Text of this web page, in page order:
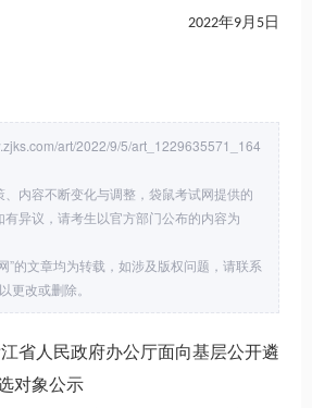
2022年9月5日
art/2022/9/5/art_1229635571_164
内容不断变化与调整，袋鼠考试网提供的
异议，请考生以官方部门公布的内容为
”的文章均为转载，如涉及版权问题，请联系
更改或删除。
省人民政府办公厅面向基层公开遴
对象公示